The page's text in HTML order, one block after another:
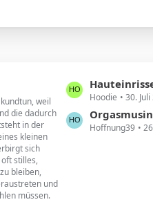
g
e
ä
g
e
weil
die dadurch
in der
kleinen
sich
stilles,
bleiben,
und
müssen.
L
e
t
z
Hoodie 30.
Hoffnung39